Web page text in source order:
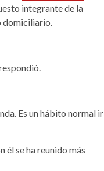
integrante de la
domiciliario.
Es un hábito normal ir
él se ha reunido más